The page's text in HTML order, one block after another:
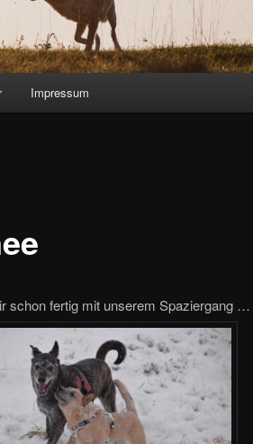
Impressum
schon fertig mit unserem Spaziergang